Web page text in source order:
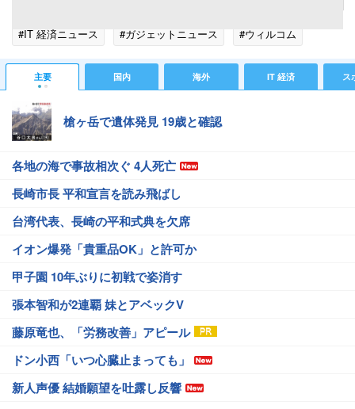
#IT 経済ニュース #ガジェットニュース #ウィルコム
主要 国内 海外 IT 経済 ス
槍ヶ岳で遺体発見 19歳と確認
各地の海で事故相次ぐ 4人死亡
長崎市長 平和宣言を読み飛ばし
台湾代表、長崎の平和式典を欠席
イオン爆発「貴重品OK」と許可か
甲子園 10年ぶりに初戦で姿消す
張本智和が2連覇 妹とアベックV
藤原竜也、「労務改善」アピール
ドン小西「いつ心臓止まっても」
新人声優 結婚願望を吐露し反響